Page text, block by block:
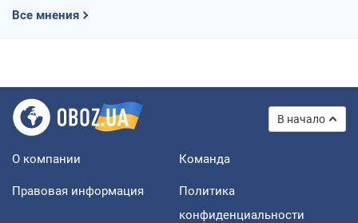
Все мнения
В начало
О компании Команда
Правовая информация
Политика
конфиденциальности